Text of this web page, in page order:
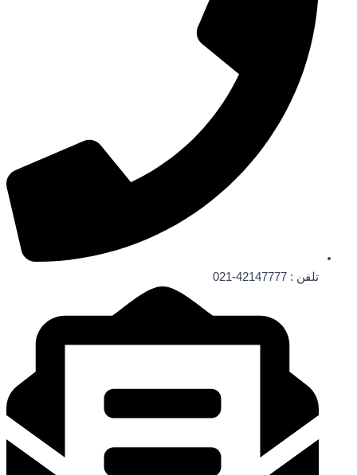
تلفن : 42147777-021